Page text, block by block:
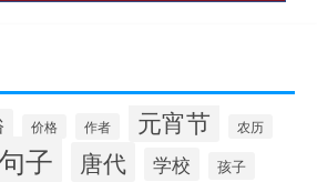
价格 作者 元宵节 农历
子 唐代 学校 孩子